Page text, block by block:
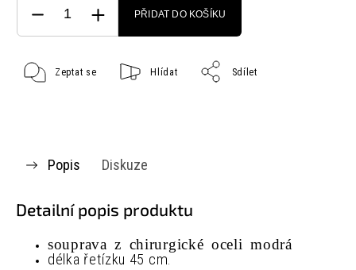
PŘIDAT DO KOŠÍKU
Zeptat se Hlídat Sdílet
Popis Diskuze
Detailní popis produktu
souprava z chirurgické oceli modrá
délka řetízku 45 cm.